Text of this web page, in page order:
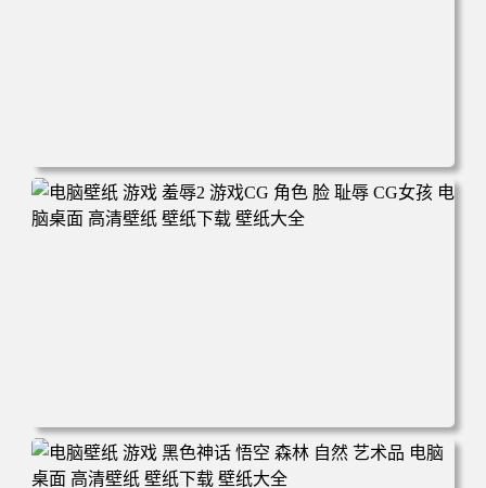
电脑壁纸 悟空 四大天王 游戏《黑神话：悟空》人物孙悟空
电脑桌面 高清壁纸 壁纸下载 壁纸大全
电脑壁纸 游戏 羞辱2 游戏CG 角色 脸 耻辱 CG女孩 电脑桌
面 高清壁纸 壁纸下载 壁纸大全